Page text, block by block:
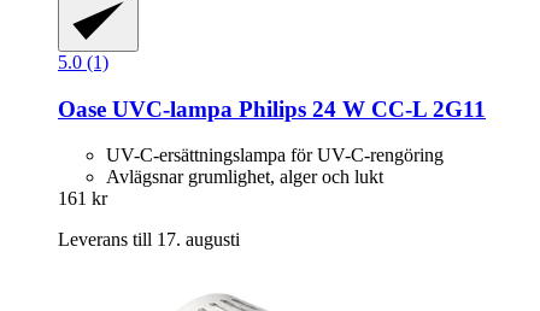
5.0 (1)
Oase UVC-​lampa Philips 24 W CC-​L 2G11
UV-C-ersättningslampa för UV-C-rengöring
Avlägsnar grumlighet, alger och lukt
161 kr
Leverans till 17. augusti